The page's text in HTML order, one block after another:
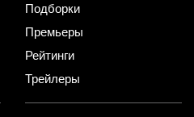
Подборки
Премьеры
Рейтинги
Трейлеры